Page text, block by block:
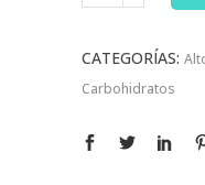
CATEGORÍAS:
Carbohidratos